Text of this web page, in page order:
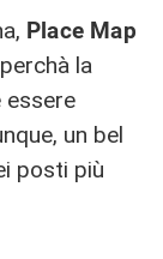
Place Map
la
essere
un bel
posti più